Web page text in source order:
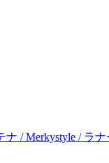
ナ / Merkystyle / ラ